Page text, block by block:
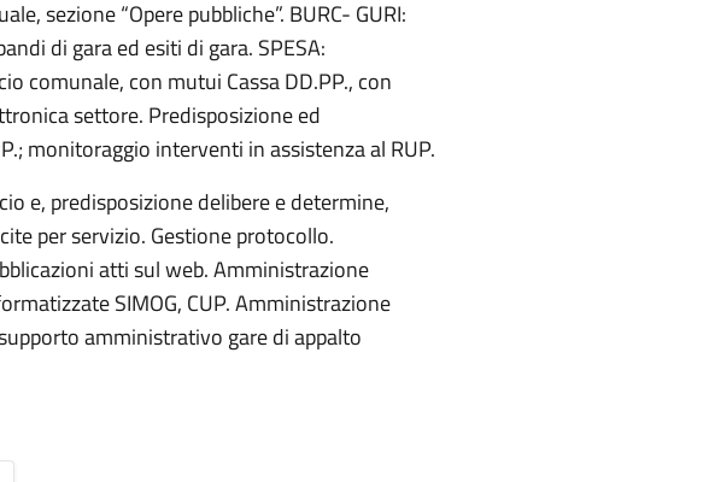
sezione “Opere pubbliche”. BURC- GURI:
di gara ed esiti di gara. SPESA:
comunale, con mutui Cassa DD.PP., con
settore. Predisposizione ed
monitoraggio interventi in assistenza al RUP.
e, predisposizione delibere e determine,
per servizio. Gestione protocollo.
atti sul web. Amministrazione
SIMOG, CUP. Amministrazione
amministrativo gare di appalto